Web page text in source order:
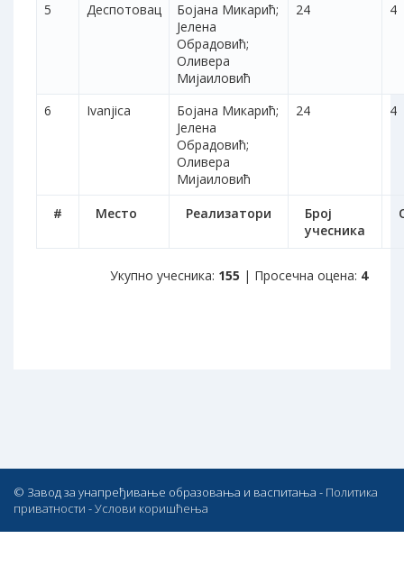
# Место Реализатори
Број
учесника
5 Деспотовац
Бојана Микарић;
Јелена
Обрадовић;
Оливера
Мијаиловић
24 4
6 Ivanjica
Бојана Микарић;
Јелена
Обрадовић;
Оливера
Мијаиловић
24 4
Укупно учесника: 155 | Просечна оцена: 4
© Завод за унапређивање образовања и васпитања - Политика
приватности -Услови коришћења